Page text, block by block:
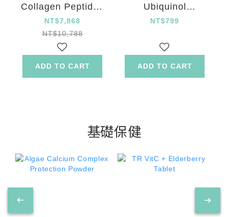
Collagen Peptides
Drink 12 Set
NT$7,868
NT$10,788
ADD TO CART
Ubiquinol
Brightening
Capsule
NT$799
ADD TO CART
基礎保健